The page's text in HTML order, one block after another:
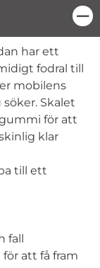
har ett
fodral till
mobilens
Skalet
för att
klar
till ett
att få fram